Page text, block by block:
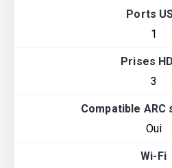
Ports
1
Prises
3
Compatible ARC
Oui
Wi-Fi